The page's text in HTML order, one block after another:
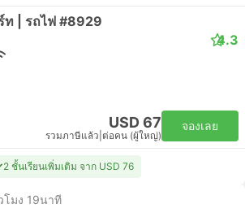
ท | รถไฟ #8929
4.3
USD 67
รวมภาษีแล้ว ต่อคน (ผู้ใหญ่)
จองเลย
2 ชั้นเรียนเพิ่มเติม จาก USD 76
โมง 19นาที